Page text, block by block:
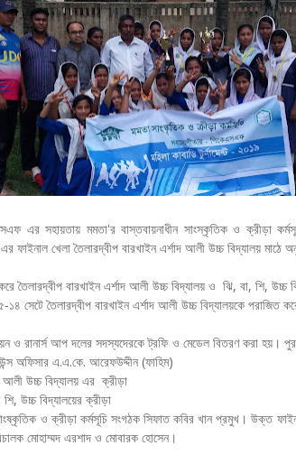
এর সহায়তায় মমতা'র বাস্তবায়নাধীন সাংস্কৃতিক ও ক্রীড়া
ফাইনাল খেলা তৈলারদ্বীপ বারখাইন এর্শাদ আলী উচ্চ বিদ্যালয় মাঠে
তৈলারদ্বীপ বারখাইন এর্শাদ আলী উচ্চ বিদ্যালয় ও ঝি, বা, শি, উচ্চ
১৪ সেটে তৈলারদ্বীপ বারখাইন এর্শাদ আলী উচ্চ বিদ্যালয়কে পরাজিত
ও রানার্স আপ দলের সদস্যদেরকে ট্রফি ও মেডেল বিতরণ করা হয়।
অফিসার এ.এ.কে. আরেফউদ্দীন (ফাহিম)
আলী উচ্চ বিদ্যালয় এর ক্রীড়া
উচ্চ বিদ্যালয়ের ক্রীড়া
ও ক্রীড়া কর্মসূচি সংগঠক সিফাত কবির খান প্রমুখ। উক্ত
মোহাম্মদ এরশাদ ও মোবারক হোসেন।